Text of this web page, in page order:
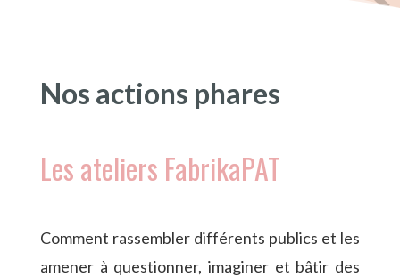
Nos actions phares
Les ateliers FabrikaPAT
Comment rassembler différents publics et les
amener à questionner, imaginer et bâtir des